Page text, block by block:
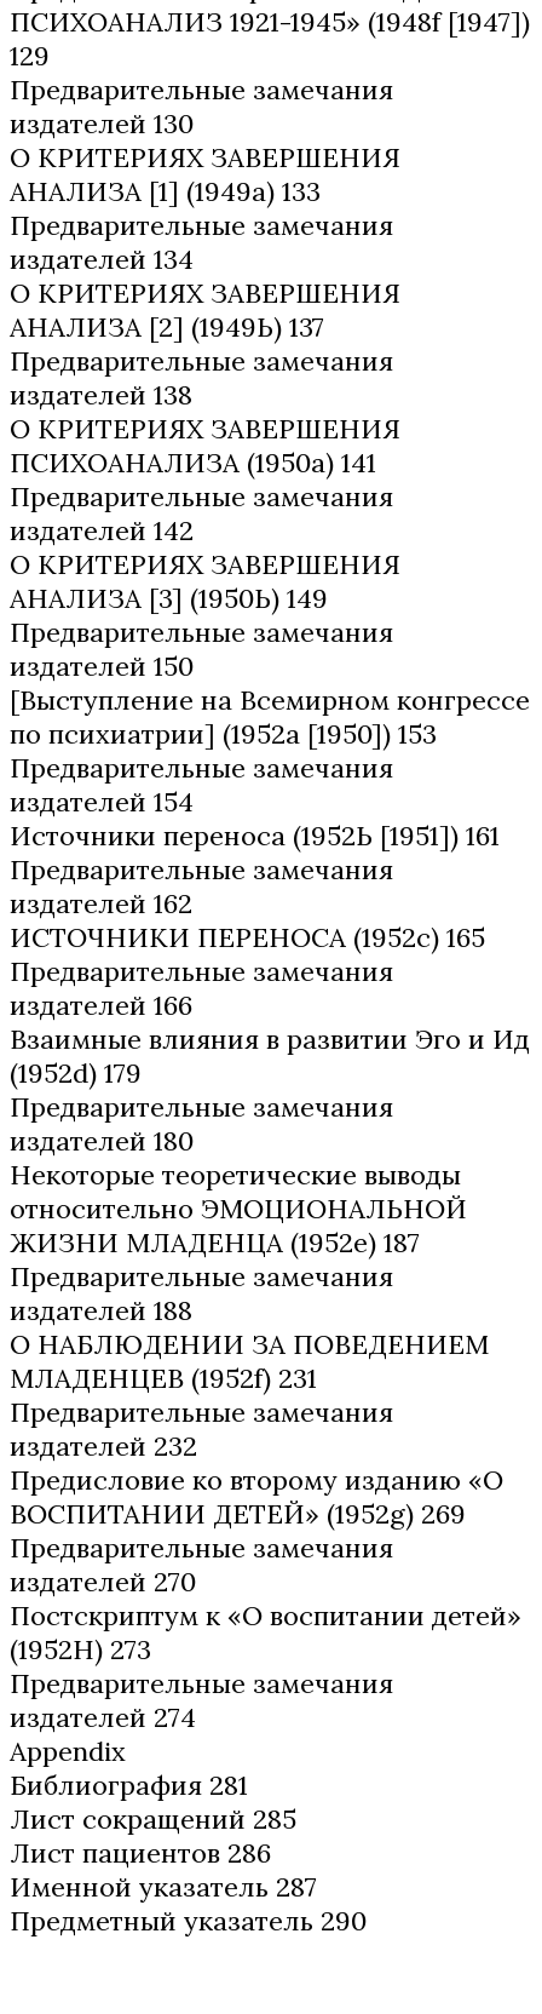
ПСИХОАНАЛИЗ 1921-1945» (1948f [1947])
129
Предварительные замечания
издателей 130
О КРИТЕРИЯХ ЗАВЕРШЕНИЯ
АНАЛИЗА [1] (1949а) 133
Предварительные замечания
издателей 134
О КРИТЕРИЯХ ЗАВЕРШЕНИЯ
АНАЛИЗА [2] (1949Ь) 137
Предварительные замечания
издателей 138
О КРИТЕРИЯХ ЗАВЕРШЕНИЯ
ПСИХОАНАЛИЗА (1950а) 141
Предварительные замечания
издателей 142
О КРИТЕРИЯХ ЗАВЕРШЕНИЯ
АНАЛИЗА [3] (1950Ь) 149
Предварительные замечания
издателей 150
[Выступление на Всемирном конгрессе
по психиатрии] (1952а [1950]) 153
Предварительные замечания
издателей 154
Источники переноса (1952Ь [1951]) 161
Предварительные замечания
издателей 162
ИСТОЧНИКИ ПЕРЕНОСА (1952с) 165
Предварительные замечания
издателей 166
Взаимные влияния в развитии Эго и Ид
(1952d) 179
Предварительные замечания
издателей 180
Некоторые теоретические выводы
относительно ЭМОЦИОНАЛЬНОЙ
ЖИЗНИ МЛАДЕНЦА (1952е) 187
Предварительные замечания
издателей 188
О НАБЛЮДЕНИИ ЗА ПОВЕДЕНИЕМ
МЛАДЕНЦЕВ (1952f) 231
Предварительные замечания
издателей 232
Предисловие ко второму изданию «О
ВОСПИТАНИИ ДЕТЕЙ» (1952g) 269
Предварительные замечания
издателей 270
Постскриптум к «О воспитании детей»
(1952Н) 273
Предварительные замечания
издателей 274
Appendix
Библиография 281
Лист сокращений 285
Лист пациентов 286
Именной указатель 287
Предметный указатель 290